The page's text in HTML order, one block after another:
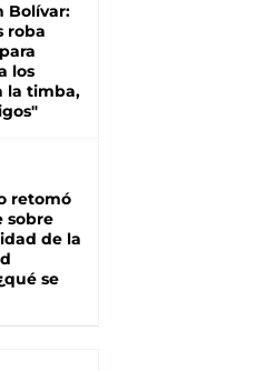
Bolívar:
roba
los
la timba,
retomó
sobre
de la
se